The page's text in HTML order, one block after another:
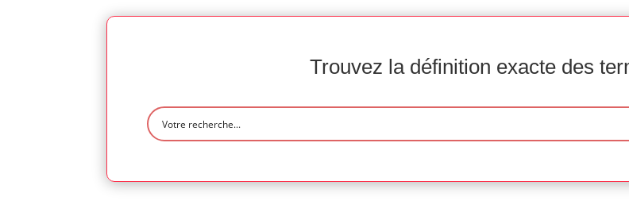
Trouvez la définition exacte des